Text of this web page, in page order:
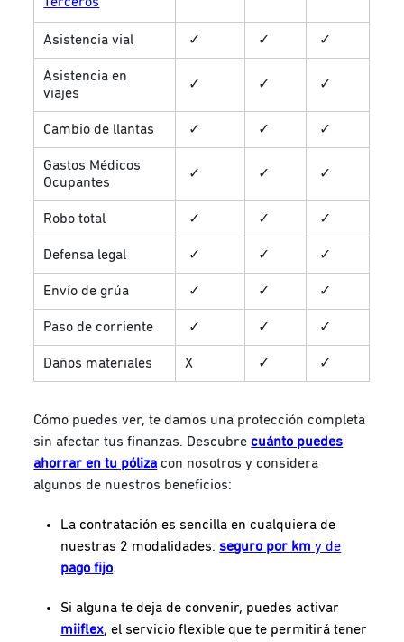
Asistencia vial ✓ ✓ ✓
Asistencia en
viajes
✓ ✓ ✓
Cambio de llantas ✓ ✓ ✓
Gastos Médicos
Ocupantes
✓ ✓ ✓
Robo total ✓ ✓ ✓
Defensa legal ✓ ✓ ✓
Envío de grúa ✓ ✓ ✓
Paso de corriente ✓ ✓ ✓
Daños materiales X ✓ ✓
Cómo puedes ver, te damos una protección completa
sin afectar tus finanzas. Descubrecuánto puedes
ahorrar en tu póliza con nosotros y considera
algunos de nuestros beneficios:
La contratación es sencilla en cualquiera de
nuestras 2 modalidades: seguro por km y de
pago fijo.
Si alguna te deja de convenir, puedes activar
miiflex, el servicio flexible que te permitirá tener